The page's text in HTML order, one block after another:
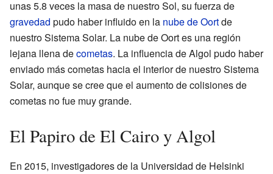
unas 5.8 veces la masa de nuestro Sol, su fuerza de
gravedad pudo haber influido en la nube de Oortde
nuestro Sistema Solar. La nube de Oort es una región
lejana llena decometas. La influencia de Algol pudo haber
enviado más cometas hacia el interior de nuestro Sistema
Solar, aunque se cree que el aumento de colisiones de
cometas no fue muy grande.
El Papiro de El Cairo y Algol
En 2015, investigadores de la Universidad de Helsinki